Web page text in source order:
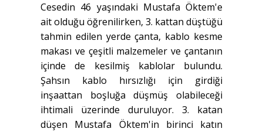
Cesedin 46 yaşındaki Mustafa Öktem'e
ait olduğu öğrenilirken, 3. kattan düştüğü
tahmin edilen yerde çanta, kablo kesme
makası ve çeşitli malzemeler ve çantanın
içinde de kesilmiş kablolar bulundu.
Şahsın kablo hırsızlığı için girdiği
inşaattan boşluğa düşmüş olabileceği
ihtimali üzerinde duruluyor. 3. katan
düşen Mustafa Öktem'in birinci katın